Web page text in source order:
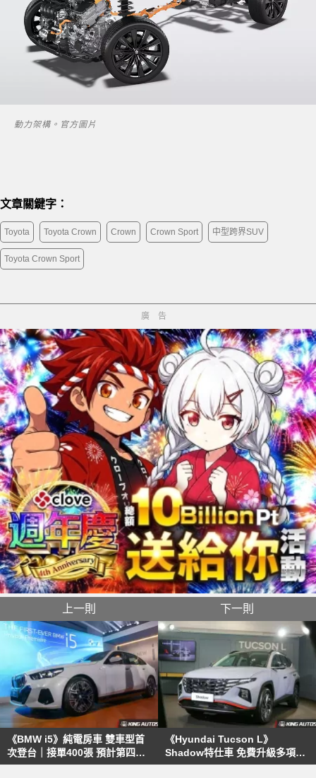
動力架構。官方圖片
文章關鍵字：
Toyota Toyota Crown Crown Crown Sport 中型跨界SUV
Toyota Crown Sport
廣告
上一則
《BMW i5》純電房車 雙車型首
次登台｜接單400張 預計第四季
上市
下一則
《Hyundai Tucson L》
Shadow特仕車 免費升級多項專
屬配備 僅200輛